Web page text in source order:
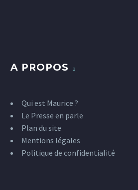
A PROPOS
Qui est Maurice ?
Le Presse en parle
Plan du site
Mentions légales
Politique de confidentialité